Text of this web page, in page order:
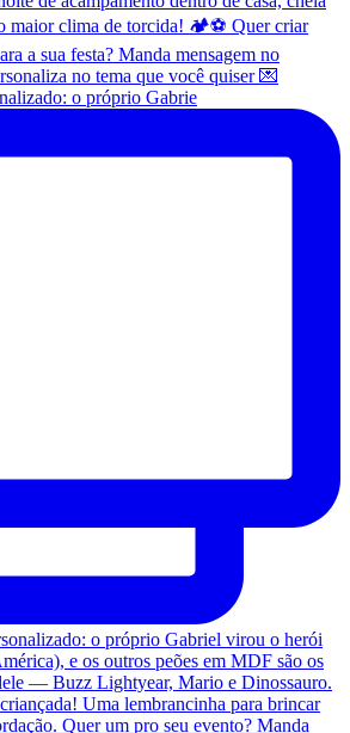
o próprio Gabrie